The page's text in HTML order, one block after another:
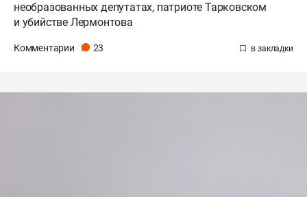
необразованных депутатах, патриоте Тарковском
и убийстве Лермонтова
Комментарии 23